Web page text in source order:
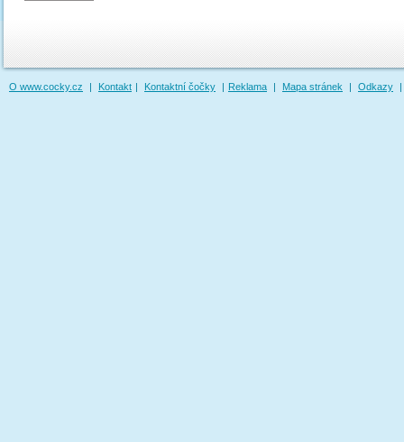
O www.cocky.cz | Kontakt | Kontaktní čočky | Reklama | Mapa stránek | Odkazy |